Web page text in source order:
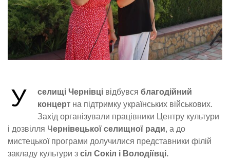
У селищі Чернівці відбувся благодійний
концерт на підтримку українських військових.
Захід організували працівники Центру культури
і дозвілля Чернівецької селищної ради, а до
мистецької програми долучилися представники філій
закладу культури з сіл Сокіл і Володіївці.